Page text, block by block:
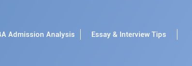
Admission Analysis Essay & Interview Tips